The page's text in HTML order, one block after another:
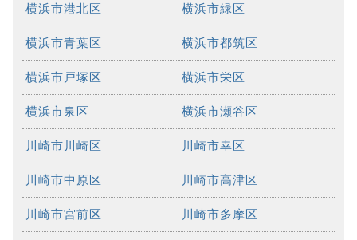
横浜市港北区 横浜市緑区
横浜市青葉区 横浜市都筑区
横浜市戸塚区 横浜市栄区
横浜市泉区 横浜市瀬谷区
川崎市川崎区 川崎市幸区
川崎市中原区 川崎市高津区
川崎市宮前区 川崎市多摩区